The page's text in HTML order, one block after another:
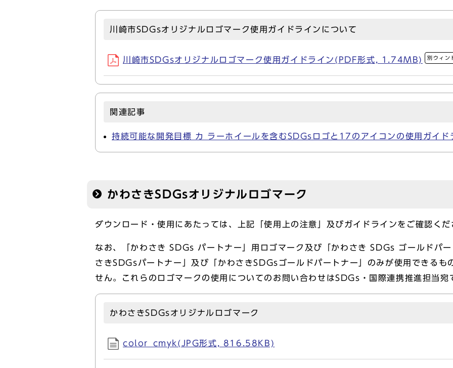
川崎市SDGsオリジナルロゴマーク使用ガイドラインについて
川崎市SDGsオリジナルロゴマーク使用ガイドライン(PDF形式, 1.74MB) 別ウィン
関連記事
持続可能な開発目標 カ ラーホイールを含むSDGsロゴと17のアイコンの使用ガイド
かわさきSDGsオリジナルロゴマーク
ダウンロード・使用にあたっては、上記「使用上の注意」及びガイドラインをご確認くだ
なお、「かわさき SDGs パートナー」用ロゴマーク及び「かわさき SDGs ゴールドパ
さきSDGsパートナー」及び「かわさきSDGsゴールドパートナー」のみが使用できるも
せん。これらのロゴマークの使用についてのお問い合わせはSDGs・国際連携推進担当宛
かわさきSDGsオリジナルロゴマーク
color_cmyk(JPG形式, 816.58KB)